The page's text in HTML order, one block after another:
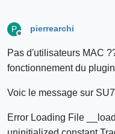
P
Offline
pierrearchi
Pas d'utilisateurs MAC
fonctionnement du
Voic le message sur
Error Loading File